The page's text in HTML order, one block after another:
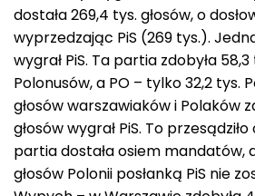
dostała 269,4 tys. głosów, o
wyprzedzając PiS (269 tys.).
wygrał PiS. Ta partia zdobyła
Polonusów, a PO – tylko 32,2 tys.
głosów warszawiaków i Polaków
głosów wygrał PiS. To
partia dostała osiem mandatów,
głosów Polonii posłanką PiS nie